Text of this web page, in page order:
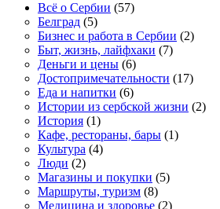
Всё о Сербии (57)
Белград (5)
Бизнес и работа в Сербии (2)
Быт, жизнь, лайфхаки (7)
Деньги и цены (6)
Достопримечательности (17)
Еда и напитки (6)
Истории из сербской жизни (2)
История (1)
Кафе, рестораны, бары (1)
Культура (4)
Люди (2)
Магазины и покупки (5)
Маршруты, туризм (8)
Медицина и здоровье (2)